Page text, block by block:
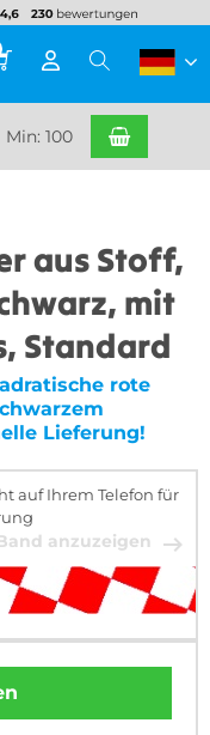
Min: 100
aus Stoff,
mit
Standard
rote
Lieferung!
auf Ihrem Telefon für
anzuzeigen